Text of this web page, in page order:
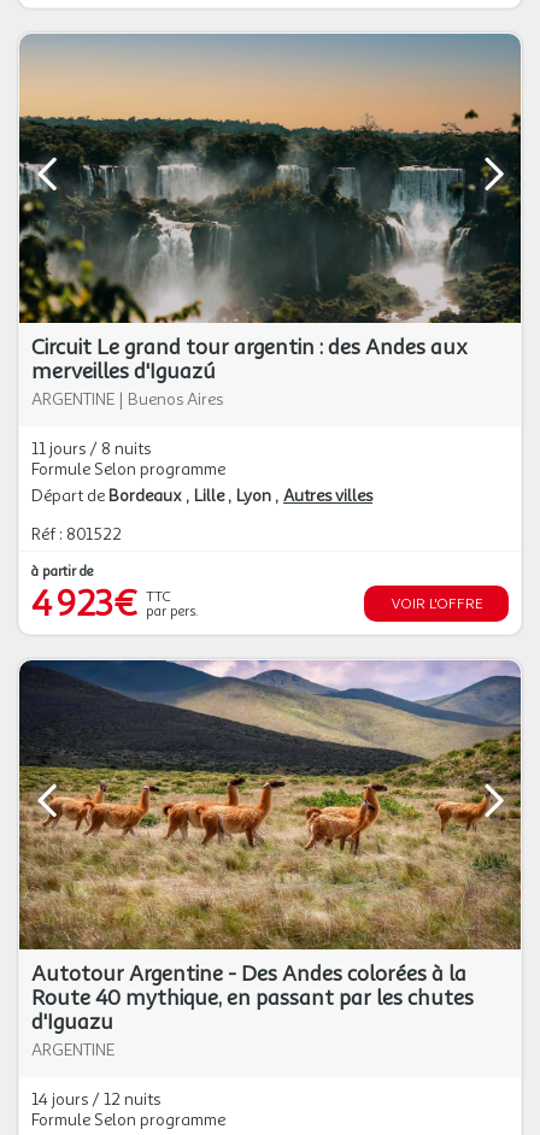
Circuit Le grand tour argentin : des Andes aux
merveilles d'Iguazú
ARGENTINE | Buenos Aires
11 jours / 8 nuits
Formule Selon programme
Départ de Bordeaux Lille Lyon Autres villes
Réf : 801522
à partir de
4 923€ TTC
par pers.
VOIR L'OFFRE
Autotour Argentine - Des Andes colorées à la
Route 40 mythique, en passant par les chutes
d'Iguazu
ARGENTINE
14 jours / 12 nuits
Formule Selon programme